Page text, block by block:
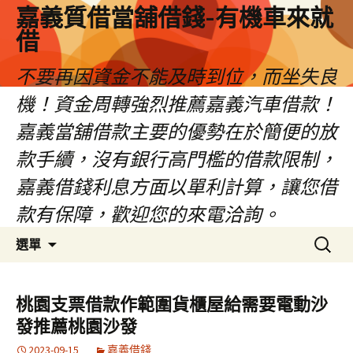
嘉義質借當舖借錢-有機車來就
借
不要再因資金不能及時到位，而坐失良
機！資金周轉強烈推薦嘉義汽車借款！
嘉義當舖借款主要的優勢在於簡便的放
款手續，沒有銀行高門檻的借款限制，
嘉義借錢利息方面以單利計算，讓您借
款有保障，歡迎您的來電洽詢。
選單
容
區
搜
尋
鍵
字:
桃園支票借款作範圍貨櫃屋給需要電動沙
發推薦桃園沙發
2023-09-15 嘉義借錢